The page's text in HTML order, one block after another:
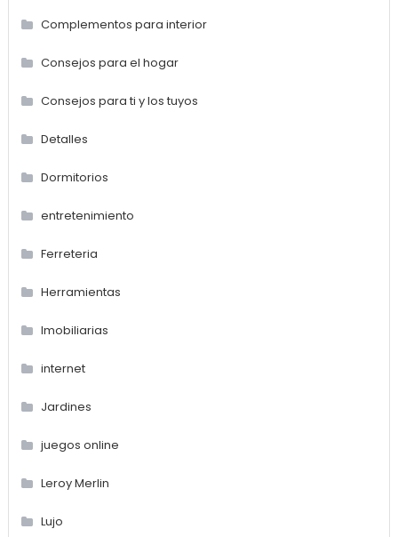
Complementos para interior
Consejos para el hogar
Consejos para ti y los tuyos
Detalles
Dormitorios
entretenimiento
Ferreteria
Herramientas
Imobiliarias
internet
Jardines
juegos online
Leroy Merlin
Lujo